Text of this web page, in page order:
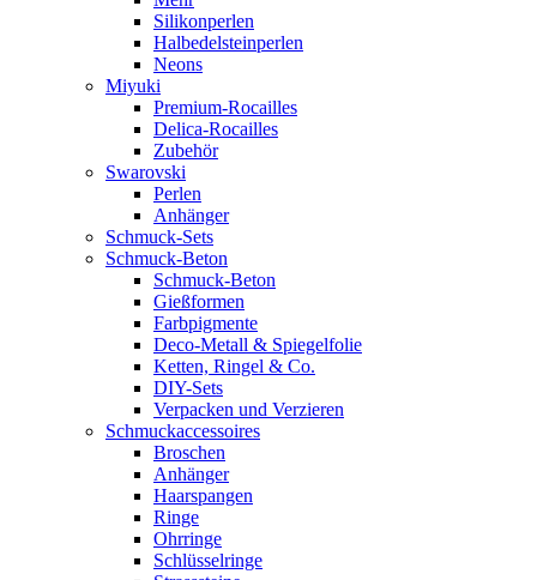
Silikonperlen
Halbedelsteinperlen
Neons
Miyuki
Premium-Rocailles
Delica-Rocailles
Zubehör
Swarovski
Perlen
Anhänger
Schmuck-Sets
Schmuck-Beton
Schmuck-Beton
Gießformen
Farbpigmente
Deco-Metall & Spiegelfolie
Ketten, Ringel & Co.
DIY-Sets
Verpacken und Verzieren
Schmuckaccessoires
Broschen
Anhänger
Haarspangen
Ringe
Ohrringe
Schlüsselringe